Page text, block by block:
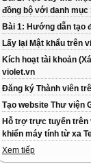
đồng bộ với danh mục
Bài 1: Hướng dẫn tạo
Lấy lại Mật khẩu trên
Kích hoạt tài khoản
violet.vn
Đăng ký Thành viên
Tạo website Thư viện
Hỗ trợ trực tuyến trên
khiển máy tính từ xa
Xem tiếp